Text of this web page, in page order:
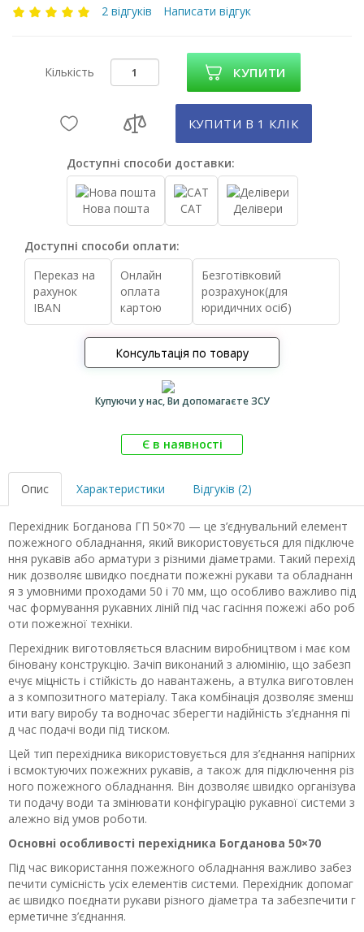
2 відгуків Написати відгук
Кількість КУПИТИ
КУПИТИ В 1 КЛIК
Доступні способи доставки:
Нова пошта САТ Делівери
Доступні способи оплати:
Переказ на
рахунок
IBAN
Онлайн
оплата
картою
Безготівковий
розрахунок(для
юридичних осіб)
Консультація по товару
Купуючи у нас, Ви допомагаєте ЗСУ
Є в наявності
Опис Характеристики Відгуків (2)
Перехідник Богданова ГП 50×70 — це з’єднувальний елемент
пожежного обладнання, який використовується для підключе
ння рукавів або арматури з різними діаметрами. Такий перехід
ник дозволяє швидко поєднати пожежні рукави та обладнанн
я з умовними проходами 50 і 70 мм, що особливо важливо під
час формування рукавних ліній під час гасіння пожежі або роб
оти пожежної техніки.
Перехідник виготовляється власним виробництвом і має ком
біновану конструкцію. Зачіп виконаний з алюмінію, що забезп
ечує міцність і стійкість до навантажень, а втулка виготовлен
а з композитного матеріалу. Така комбінація дозволяє зменш
ити вагу виробу та водночас зберегти надійність з’єднання пі
д час подачі води під тиском.
Цей тип перехідника використовується для з’єднання напірних
і всмоктуючих пожежних рукавів, а також для підключення різ
ного пожежного обладнання. Він дозволяє швидко організува
ти подачу води та змінювати конфігурацію рукавної системи з
алежно від умов роботи.
Основні особливості перехідника Богданова 50×70
Під час використання пожежного обладнання важливо забез
печити сумісність усіх елементів системи. Перехідник допомаг
ає швидко поєднати рукави різного діаметра та забезпечити г
ерметичне з’єднання.